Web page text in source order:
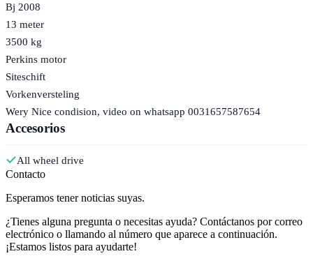
Bj 2008
13 meter
3500 kg
Perkins motor
Siteschift
Vorkenversteling
Wery Nice condision, video on whatsapp 0031657587654
Accesorios
All wheel drive
Contacto
Esperamos tener noticias suyas.
¿Tienes alguna pregunta o necesitas ayuda? Contáctanos por correo
electrónico o llamando al número que aparece a continuación.
¡Estamos listos para ayudarte!